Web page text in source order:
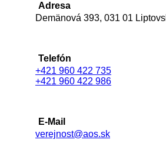
Adresa
Demänová 393, 031 01
Telefón
+421 960 422 735
+421 960 422 986
E-Mail
verejnost@aos.sk